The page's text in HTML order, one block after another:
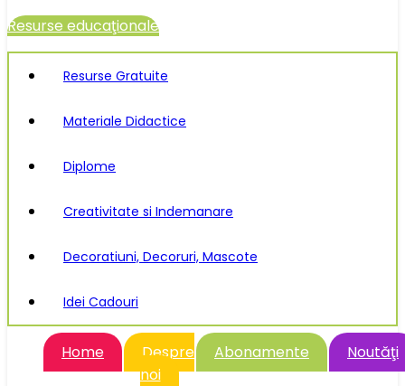
Resurse educaţionale
Resurse Gratuite
Materiale Didactice
Diplome
Creativitate si Indemanare
Decoratiuni, Decoruri, Mascote
Idei Cadouri
Home
Despre
noi
Abonamente Noutăţi